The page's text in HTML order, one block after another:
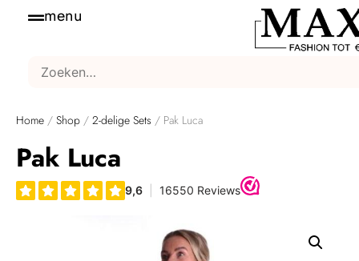
menu
Home / Shop / 2-delige Sets / Pak Luca
Pak Luca